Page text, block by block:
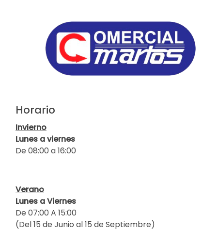
Horario
Invierno
Lunes a viernes
De 08:00 a 16:00
Verano
Lunes a Viernes
De 07:00 A 15:00
(Del 15 de Junio al 15 de Septiembre)